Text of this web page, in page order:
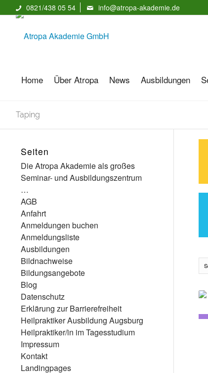
0821/438 05 54 info@atropa-akademie.de
Home Über Atropa News Ausbildungen
Taping
Seiten
Die Atropa Akademie als großes
Seminar- und Ausbildungszentrum
…
AGB
Anfahrt
Anmeldungen buchen
Anmeldungsliste
Ausbildungen
Bildnachweise
Bildungsangebote
Blog
Datenschutz
Erklärung zur Barrierefreiheit
Heilpraktiker Ausbildung Augsburg
Heilpraktiker/in im Tagesstudium
Impressum
Kontakt
Landingpages